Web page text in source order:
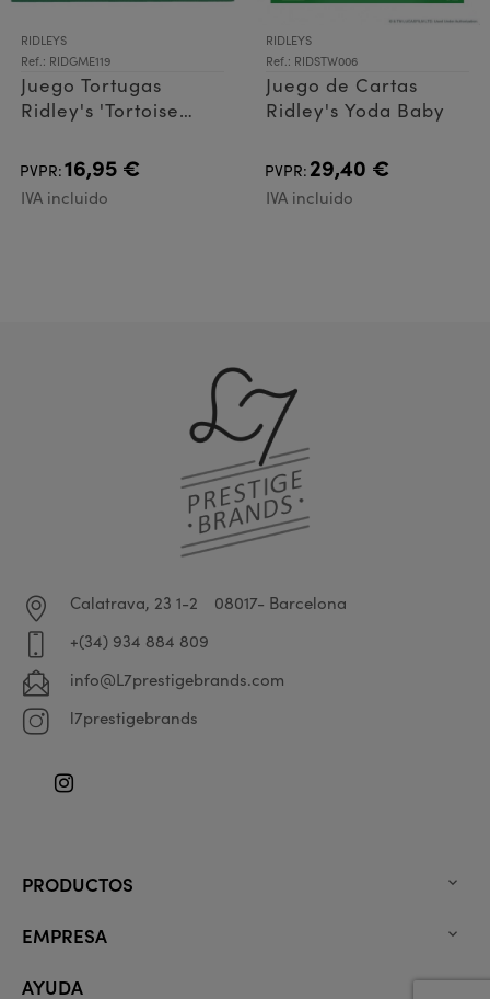
RIDLEYS
Ref.: RIDGME119
Juego Tortugas
Ridley's 'Tortoise
PVPR:16,95 €
IVA incluido
RIDLEYS
Ref.: RIDSTW006
Juego de Cartas
Ridley's Yoda Baby
PVPR: 29,40 €
IVA incluido
Calatrava, 23 1-2
08017- Barcelona
+(34) 934 884 809
info@L7prestigebrands.com
l7prestigebrands
Instagram
PRODUCTOS 
EMPRESA 
AYUDA 